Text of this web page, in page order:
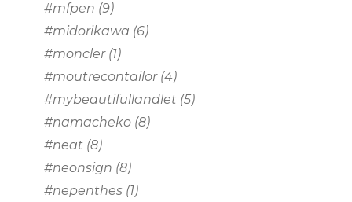
#mfpen (9)
#midorikawa (6)
#moncler(1)
#moutrecontailor(4)
#mybeautifullandlet (5)
#namacheko (8)
#neat (8)
#neonsign (8)
#nepenthes (1)